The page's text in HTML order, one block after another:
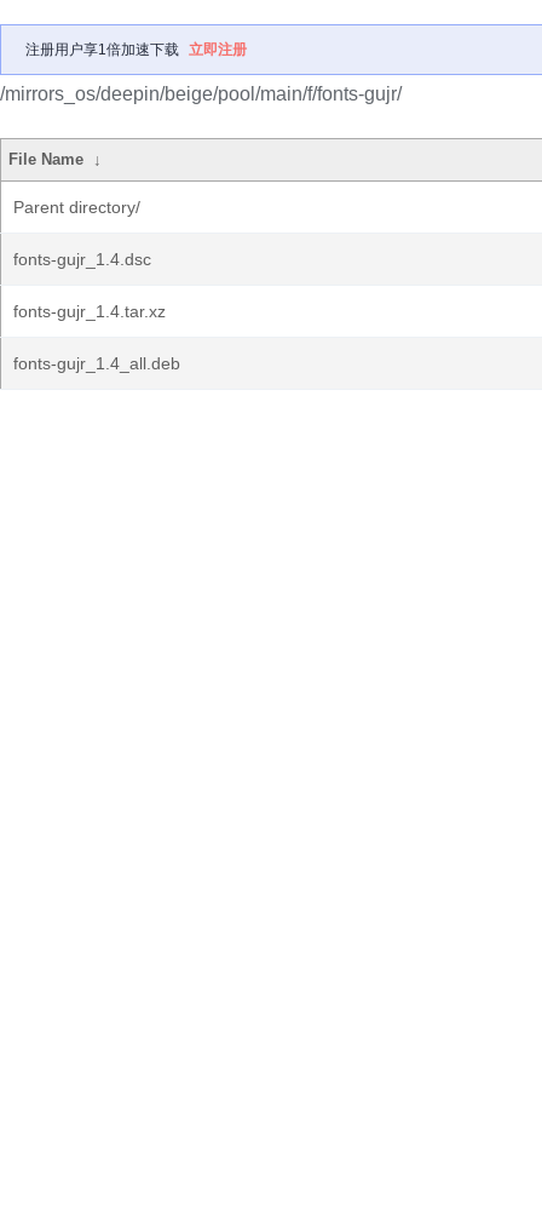
注册用户享1倍加速下载 立即注册
/mirrors_os/deepin/beige/pool/main/f/fonts-gujr/
File Name ↓
Parent directory/
fonts-gujr_1.4.dsc
fonts-gujr_1.4.tar.xz
fonts-gujr_1.4_all.deb